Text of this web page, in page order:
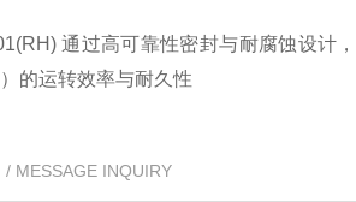
通过高可靠性密封与耐腐蚀设计
的运转效率与耐久性
/ MESSAGE INQUIRY